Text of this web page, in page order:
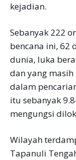
kejadian.
Sebanyak 222
bencana ini, 62
dunia, luka
dan yang
dalam
itu sebanyak
mengungsi
Wilayah
Tapanuli